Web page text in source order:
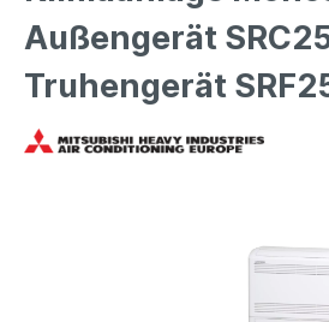
Außengerät
Truhengerät